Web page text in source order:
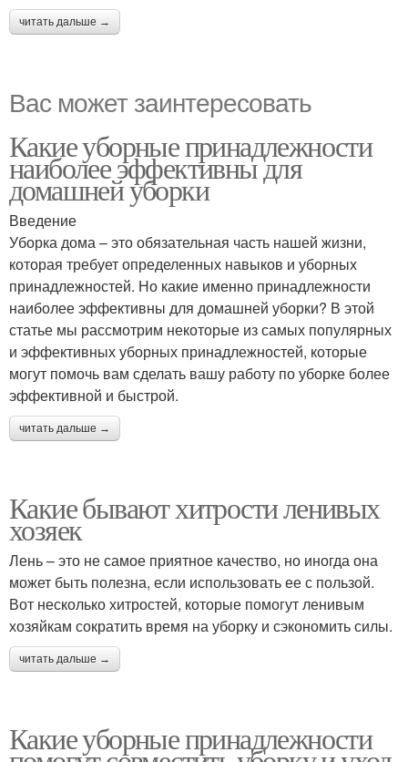
читать дальше →
Вас может заинтересовать
Какие уборные принадлежности
наиболее эффективны для
домашней уборки
Введение
Уборка дома – это обязательная часть нашей жизни,
которая требует определенных навыков и уборных
принадлежностей. Но какие именно принадлежности
наиболее эффективны для домашней уборки? В этой
статье мы рассмотрим некоторые из самых популярных
и эффективных уборных принадлежностей, которые
могут помочь вам сделать вашу работу по уборке более
эффективной и быстрой.
читать дальше →
Какие бывают хитрости ленивых
хозяек
Лень – это не самое приятное качество, но иногда она
может быть полезна, если использовать ее с пользой.
Вот несколько хитростей, которые помогут ленивым
хозяйкам сократить время на уборку и сэкономить силы.
читать дальше →
Какие уборные принадлежности